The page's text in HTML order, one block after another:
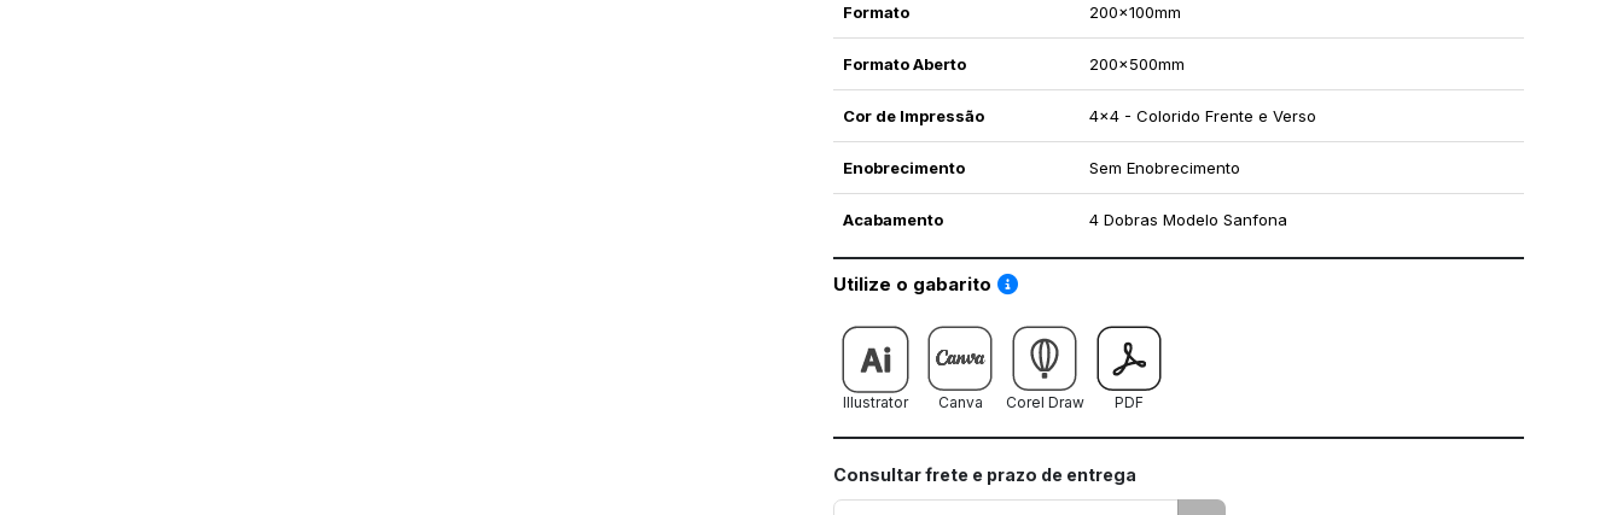
Formato 200x100mm
Formato Aberto 200x500mm
Cor de Impressão 4x4 - Colorido Frente e Verso
Enobrecimento Sem Enobrecimento
Acabamento 4 Dobras Modelo Sanfona
Utilize o gabarito Saiba como utilizar os nossos gabaritos
Illustrator Canva Corel Draw PDF
Consultar frete e prazo de entrega